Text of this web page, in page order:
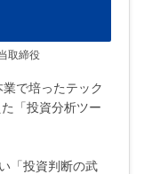
取締役
で培ったテック
「投資分析ツー
「投資判断の武